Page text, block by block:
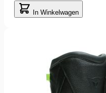
In Winkelwagen